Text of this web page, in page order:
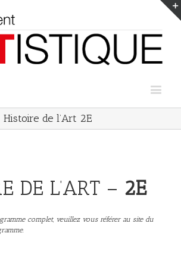
Histoire de l’Art 2E
DE L’ART – 2E
complet, veuillez vous référer au site du